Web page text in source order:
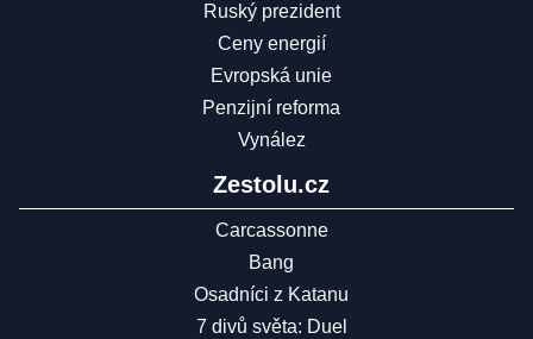
Ruský prezident
Ceny energií
Evropská unie
Penzijní reforma
Vynález
Zestolu.cz
Carcassonne
Bang
Osadníci z Katanu
7 divů světa: Duel